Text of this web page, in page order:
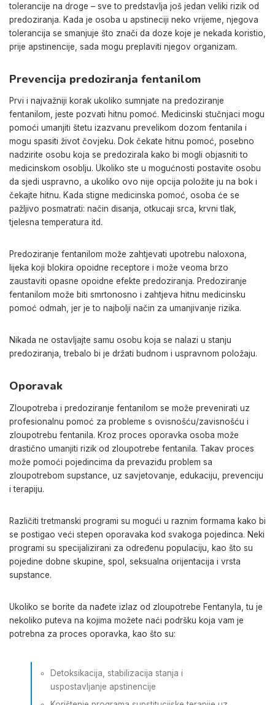
tolerancije na droge – sve to predstavlja još jedan veliki rizik od
predoziranja. Kada je osoba u apstineciji neko vrijeme, njegova
tolerancija se smanjuje što znači da doze koje je nekada koristio,
prije apstinencije, sada mogu preplaviti njegov organizam.
Prevencija predoziranja fentanilom
Prvi i najvažniji korak ukoliko sumnjate na predoziranje
fentanilom, jeste pozvati hitnu pomoć. Medicinski stučnjaci mogu
pomoći umanjiti štetu izazvanu prevelikom dozom fentanila i
mogu spasiti život čovjeku. Dok čekate hitnu pomoć, posebno
nadzirite osobu koja se predozirala kako bi mogli objasniti to
medicinskom osoblju. Ukoliko ste u mogućnosti postavite osobu
da sjedi uspravno, a ukoliko ovo nije opcija položite ju na bok i
čekajte hitnu. Kada stigne medicinska pomoć, osoba će se
pažljivo posmatrati: način disanja, otkucaji srca, krvni tlak,
tjelesna temperatura itd.
Predoziranje fentanilom može zahtjevati upotrebu naloxona,
lijeka koji blokira opoidne receptore i može veoma brzo
zaustaviti opasne opoidne efekte predoziranja. Predoziranje
fentanilom može biti smrtonosno i zahtjeva hitnu medicinsku
pomoć odmah, jer je to najbolji način za umanjivanje rizika.
Nikada ne ostavljajte samu osobu koja se nalazi u stanju
predoziranja, trebalo bi je držati budnom i uspravnom položaju.
Oporavak
Zloupotreba i predoziranje fentanilom se može prevenirati uz
profesionalnu pomoć za probleme s ovisnošću/zavisnošću i
zloupotrebu fentanila. Kroz proces oporavka osoba može
drastično umanjiti rizik od zloupotrebe fentanila. Takav proces
može pomoći pojedincima da prevaziđu problem sa
zloupotrebom supstance, uz savjetovanje, edukaciju, prevenciju
i terapiju.
Različiti tretmanski programi su mogući u raznim formama kako bi
se postigao veći stepen oporavaka kod svakoga pojedinca. Neki
programi su specijalizirani za određenu populaciju, kao što su
pojedine dobne skupine, spol, seksualna orijentacija i vrsta
supstance.
Ukoliko se borite da nađete izlaz od zloupotrebe Fentanyla, tu je
nekoliko puteva na kojima možete naći podršku koja vam je
potrebna za proces oporavka, kao što su:
Detoksikacija, stabilizacija stanja i
uspostavljanje apstinencije